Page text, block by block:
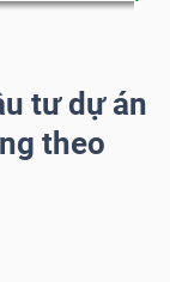
tư dự án
theo